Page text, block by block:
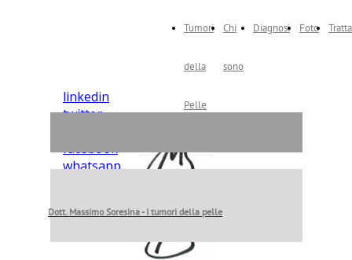
Tumori
della
Pelle
Chi
sono
Diagnosi Foto
linkedin
twitter
facebook
whatsapp
Dott. Massimo Soresina - I tumori della pelle